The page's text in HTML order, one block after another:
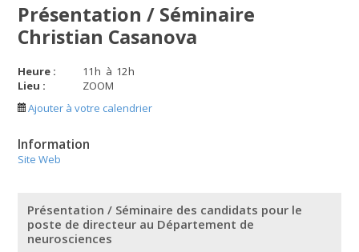
Présentation / Séminaire
Christian Casanova
Heure : 11h à 12h
Lieu :
ZOOM
Ajouter à votre calendrier
Information
Site Web
Présentation / Séminaire des candidats pour le
poste de directeur au Département de
neurosciences